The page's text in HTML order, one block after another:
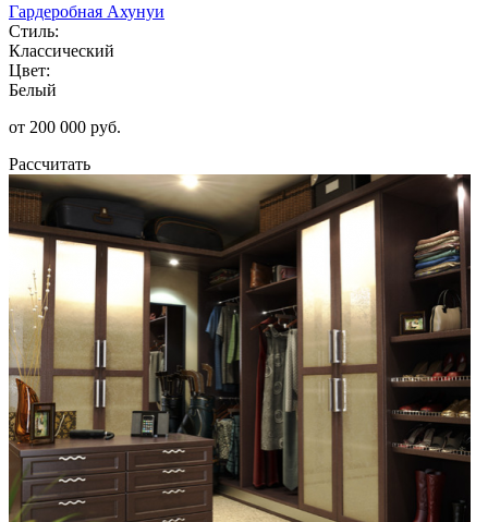
Гардеробная Ахунуи
Стиль:
Классический
Цвет:
Белый
от 200 000 руб.
Рассчитать